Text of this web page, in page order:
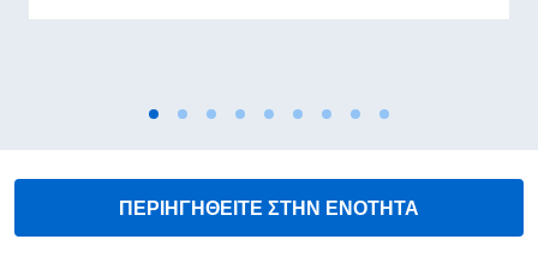
ΠΕΡΙΗΓΗΘΕΙΤΕ ΣΤΗΝ ΕΝΟΤΗΤΑ